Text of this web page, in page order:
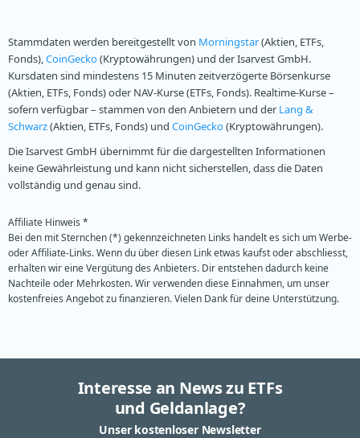
Stammdaten werden bereitgestellt von Morningstar(Aktien, ETFs,
Fonds),CoinGecko(Kryptowährungen) und der Isarvest GmbH.
Kursdaten sind mindestens 15 Minuten zeitverzögerte Börsenkurse
(Aktien, ETFs, Fonds) oder NAV-Kurse (ETFs, Fonds). Realtime-Kurse –
sofern verfügbar – stammen von den Anbietern und der Lang &
Schwarz(Aktien, ETFs, Fonds) und CoinGecko(Kryptowährungen).
Die Isarvest GmbH übernimmt für die dargestellten Informationen
keine Gewährleistung und kann nicht sicherstellen, dass die Daten
vollständig und genau sind.
Affiliate Hinweis *
Bei den mit Sternchen (*) gekennzeichneten Links handelt es sich um Werbe-
oder Affiliate-Links. Wenn du über diesen Link etwas kaufst oder abschliesst,
erhalten wir eine Vergütung des Anbieters. Dir entstehen dadurch keine
Nachteile oder Mehrkosten. Wir verwenden diese Einnahmen, um unser
kostenfreies Angebot zu finanzieren. Vielen Dank für deine Unterstützung.
Interesse an News zu ETFs
und Geldanlage?
Unser kostenloser Newsletter